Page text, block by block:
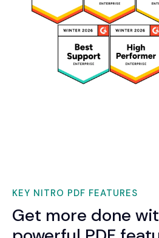
KEY NITRO PDF FEATURES
Get more done